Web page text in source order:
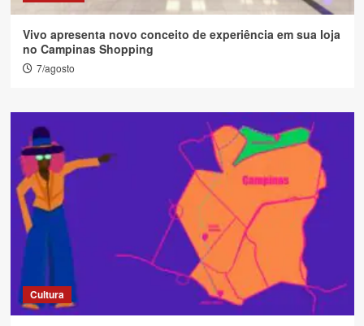
Vivo apresenta novo conceito de experiência em sua loja
no Campinas Shopping
7/agosto
Cultura